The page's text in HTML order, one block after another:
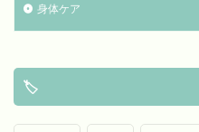
身体ケア
🏷